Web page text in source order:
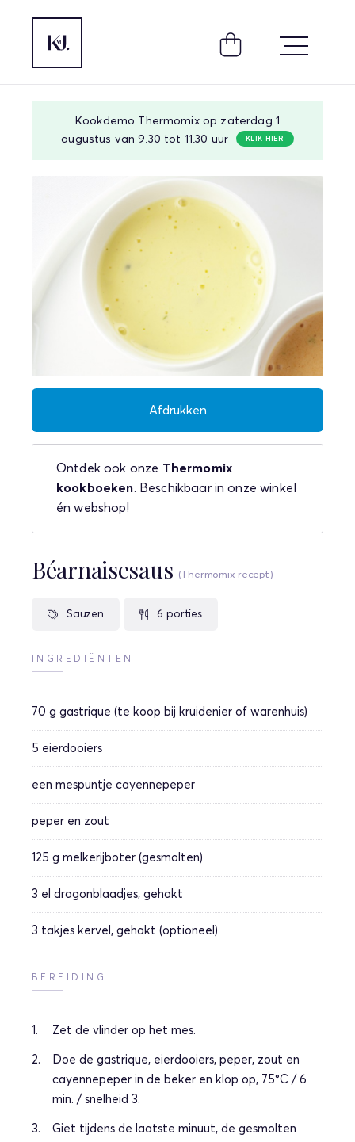
Kookdemo Thermomix op zaterdag 1
augustus van 9.30 tot 11.30 uur
KLIK HIER
Afdrukken
Ontdek ook onze Thermomix
kookboeken. Beschikbaar in onze winkel
én webshop!
Béarnaisesaus (Thermomix recept)
Sauzen 6 porties
INGREDIËNTEN
70 g gastrique (te koop bij kruidenier of warenhuis)
5 eierdooiers
een mespuntje cayennepeper
peper en zout
125 g melkerijboter (gesmolten)
3 el dragonblaadjes, gehakt
3 takjes kervel, gehakt (optioneel)
BEREIDING
Zet de vlinder op het mes.
Doe de gastrique, eierdooiers, peper, zout en
cayennepeper in de beker en klop op, 75°C / 6
min. / snelheid 3.
Giet tijdens de laatste minuut, de gesmolten